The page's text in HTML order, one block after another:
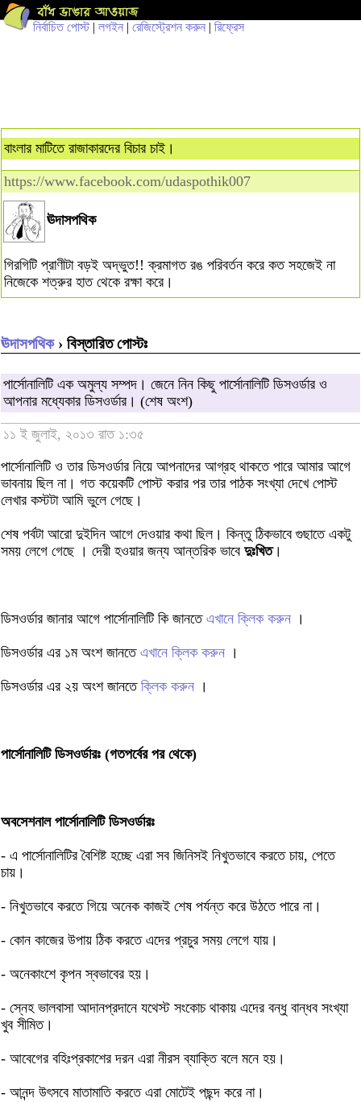
নির্বাচিত পোস্ট| লগইন | রেজিস্ট্রেশন করুন | রিফ্রেস
বাংলার মাটিতে রাজাকারদের বিচার চাই।
https://www.facebook.com/udaspothik007
ঊদাসপথিক
গিরগিটি প্রাণীটা বড়ই অদ্ভুত!! ক্রমাগত রঙ পরিবর্তন করে কত সহজেই না
নিজেকে শত্রুর হাত থেকে রক্ষা করে।
ঊদাসপথিক› বিস্তারিত পোস্টঃ
পার্সোনালিটি এক অমুল্য সম্পদ। জেনে নিন কিছু পার্সোনালিটি ডিসওর্ডার ও
আপনার মধ্যেকার ডিসওর্ডার। (শেষ অংশ)
১১ ই জুলাই, ২০১৩ রাত ১:৩৫
পার্সোনালিটি ও তার ডিসওর্ডার নিয়ে আপনাদের আগ্রহ থাকতে পারে আমার আগে
ভাবনায় ছিল না। গত কয়েকটি পোস্ট করার পর তার পাঠক সংখ্যা দেখে পোস্ট
লেখার কস্টটা আমি ভুলে গেছে।
শেষ পর্বটা আরো দুইদিন আগে দেওয়ার কথা ছিল। কিন্তু ঠিকভাবে গুছাতে একটু
সময় লেগে গেছে । দেরী হওয়ার জন্য আন্তরিক ভাবে দুঃখিত।
ডিসওর্ডার জানার আগে পার্সোনালিটি কি জানতে এখানে ক্লিক করুন ।
ডিসওর্ডার এর ১ম অংশ জানতে এখানে ক্লিক করুন ।
ডিসওর্ডার এর ২য় অংশ জানতে ক্লিক করুন ।
পার্সোনালিটি ডিসওর্ডারঃ (গতপর্বের পর থেকে)
অবসেশনাল পার্সোনালিটি ডিসওর্ডারঃ
- এ পার্সোনালিটির বৈশিষ্ট হচ্ছে এরা সব জিনিসই নিখুতভাবে করতে চায়, পেতে
চায়।
- নিখুতভাবে করতে গিয়ে অনেক কাজই শেষ পর্যন্ত করে উঠতে পারে না।
- কোন কাজের উপায় ঠিক করতে এদের প্রচুর সময় লেগে যায়।
- অনেকাংশে কৃপন স্বভাবের হয়।
- স্নেহ ভালবাসা আদানপ্রদানে যথেস্ট সংকোচ থাকায় এদের বন্ধু বান্ধব সংখ্যা
খুব সীমিত।
- আবেগের বহিঃপ্রকাশের দরন এরা নীরস ব্যাক্তি বলে মনে হয়।
- আনন্দ উৎসবে মাতামাতি করতে এরা মোটেই পছন্দ করে না।